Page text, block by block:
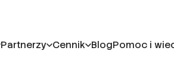
Partnerzy Cennik BlogPomoc i